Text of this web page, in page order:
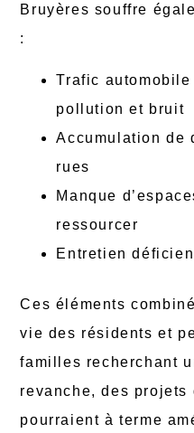
Bruyères souffre
:
Trafic
pollution et bruit
Accumulation de
rues
Manque
ressourcer
Entretien
Ces éléments
vie des résidents et
familles recherchant
revanche, des
pourraient à terme